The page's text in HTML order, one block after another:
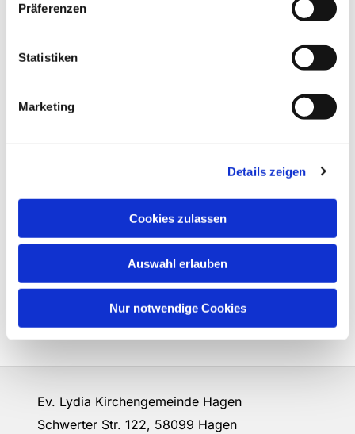
Präferenzen
Statistiken
Marketing
Details zeigen
Cookies zulassen
Auswahl erlauben
Nur notwendige Cookies
Ev. Lydia Kirchengemeinde Hagen
Schwerter Str. 122, 58099 Hagen